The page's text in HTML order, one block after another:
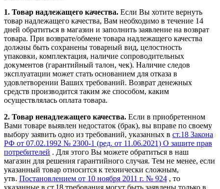
1. Товар надлежащего качества. Если Вы хотите вернуть
товар надлежащего качества, Вам необходимо в течение 14
дней обратиться в магазин и заполнить заявление на возврат
товара. При возврате/обмене товара надлежащего качества
должны быть сохранены товарный вид, целостность
упаковки, комплектация, наличие сопроводительных
документов (гарантийный талон, чек). Наличие следов
эксплуатации может стать основанием для отказа в
удовлетворении Ваших требований. Возврат денежных
средств производится таким же способом, каким
осуществлялась оплата товара.
2. Товар ненадлежащего качества. Если в приобретенном
Вами товаре выявлен недостаток (брак), вы вправе по своему
выбору заявить одно из требований, указанных в ст.18 Закона
РФ от 07.02.1992 № 2300-1 (ред. от 11.06.2021) О защите прав
потребителей . Для этого Вы можете обратиться в наш
магазин для решения гарантийного случая. Тем не менее, если
указанный товар относится к технически сложным,
утв. Постановлением от 10 ноября 2011 г. № 924 , то
указанные в ст.18 требования могут быть заявлены только в